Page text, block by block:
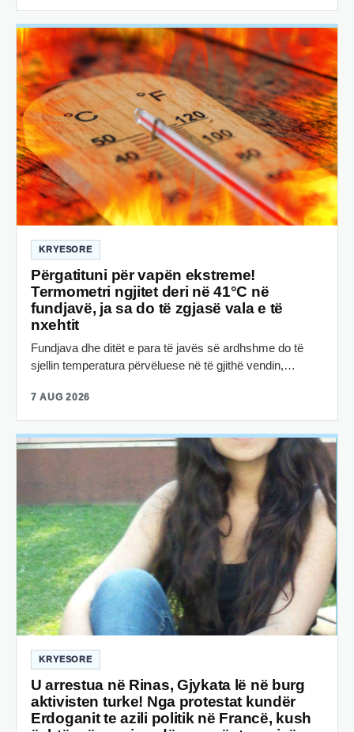
KRYESORE
Përgatituni për vapën ekstreme!
Termometri ngjitet deri në 41°C në
fundjavë, ja sa do të zgjasë vala e të
nxehtit
Fundjava dhe ditët e para të javës së ardhshme do të
sjellin temperatura përvëluese në të gjithë vendin,…
7 AUG 2026
KRYESORE
U arrestua në Rinas, Gjykata lë në burg
aktivisten turke! Nga protestat kundër
Erdoganit te azili politik në Francë, kush